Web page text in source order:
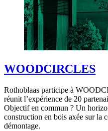
WOODCIRCLES
Rothoblaas participe à
réunit l’expérience de 20
Objectif en commun ? Un
construction en bois axée sur la
démontage.